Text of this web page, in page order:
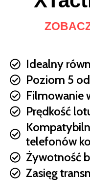
Idealny
Poziom 5
Filmowanie
Prędkość
telefonów
Żywotność
Zasięg